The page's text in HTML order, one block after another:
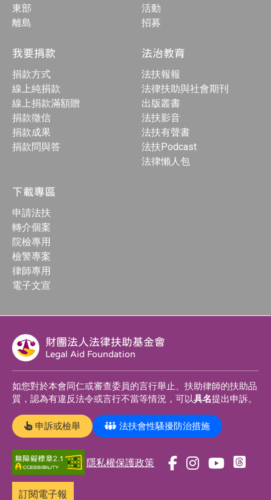
東部
離島
活動
招募
我要捐款
捐款方式
線上純捐款
線上捐款滿額贈
捐款徵信
捐款成果
捐款問與答
法治教育
法扶報報
法律扶助與社會期刊
出版叢書
法扶影音
法扶有聲書
法扶Podcast
法律懶人包
下載專區
申請法扶
轉介個案
院檢專用
檢警專案
律師專用
電子文宣
財團法人法律扶助基金會
Legal Aid Foundation
如您對於本會同仁或審查委員的言行舉止、扶助律師的扶助品
質，認為有違反法令或言行不當等情況，可以具名提出申訴。
申訴或檢舉 法扶會性騷擾防治措施
隱私權保護政策
訂閱電子報